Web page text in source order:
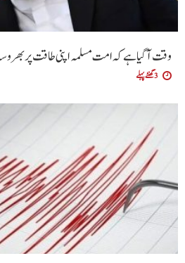
وقت آگیا ہے کہ امت مسلمہ اپنی طاقت پر
3 گھنٹے پہلے